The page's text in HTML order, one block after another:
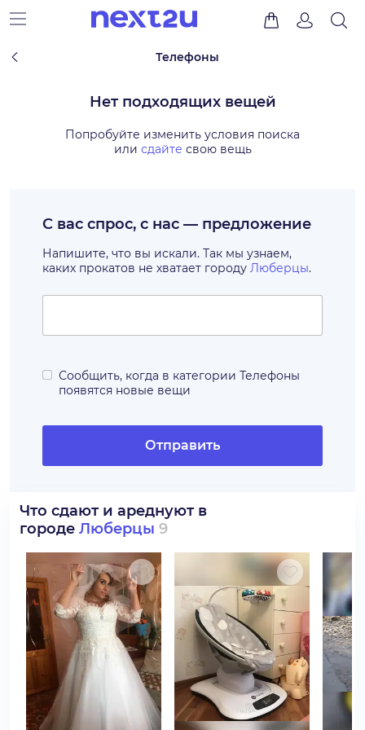
Телефоны
Нет подходящих вещей
Попробуйте изменить условия поиска
или сдайте свою вещь
С вас спрос, с нас — предложение
Напишите, что вы искали. Так мы узнаем,
каких прокатов не хватает городу Люберцы.
Сообщить, когда в категории Телефоны
появятся новые вещи
Отправить
Что сдают и ареднуют в
городе Люберцы 9